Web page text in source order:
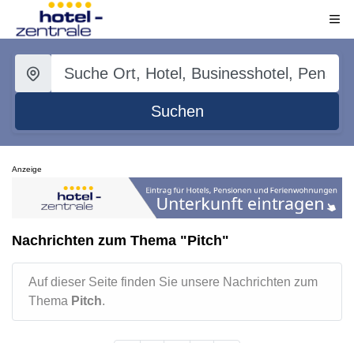
Suchen
Anzeige
Nachrichten zum Thema "Pitch"
Auf dieser Seite finden Sie unsere Nachrichten zum
Thema Pitch.